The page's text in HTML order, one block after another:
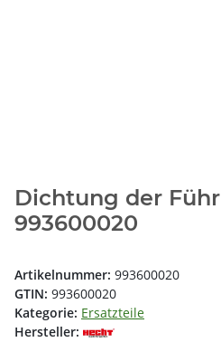
Dichtung der
993600020
Artikelnummer: 993600020
GTIN: 993600020
Kategorie: Ersatzteile
Hersteller: